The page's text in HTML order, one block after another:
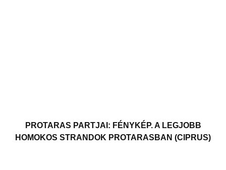
PROTARAS PARTJAI: FÉNYKÉP. A LEGJOBB
HOMOKOS STRANDOK PROTARASBAN (CIPRUS)